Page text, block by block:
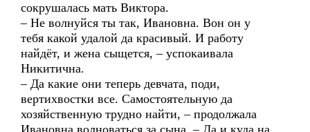
сокрушалась мать Виктора.
– Не волнуйся ты так, Ивановна. Вон он у
тебя какой удалой да красивый. И работу
найдёт, и жена сыщется, – успокаивала
Никитична.
– Да какие они теперь девчата, поди,
вертихвостки все. Самостоятельную да
хозяйственную трудно найти, – продолжала
Ивановна волноваться за сына. – Да и куда на